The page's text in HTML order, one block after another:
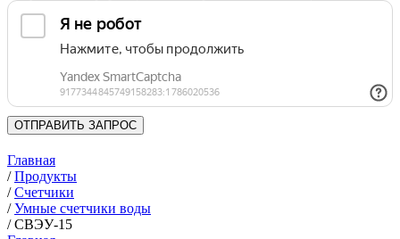
ОТПРАВИТЬ ЗАПРОС
Главная
/ Продукты
/ Счетчики
/ Умные счетчики воды
/ СВЭУ-15